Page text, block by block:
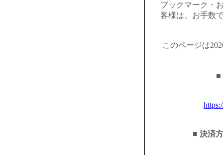
ブックマーク・
客様は、お手数
このページは
■
■ 決済